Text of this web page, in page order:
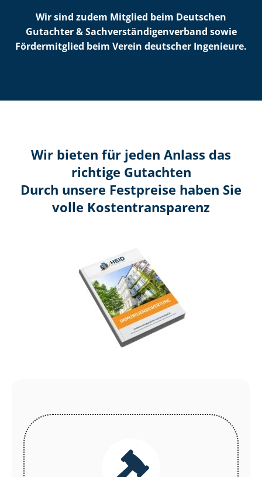
Wir sind zudem Mitglied beim Deutschen
Gutachter & Sach­ver­stän­di­gen­ver­band sowie
Fördermitglied beim Verein deutscher Ingenieure.
Wir bieten für jeden Anlass das
richtige Gutachten
Durch unsere Festpreise haben Sie
volle Kosten­transparenz